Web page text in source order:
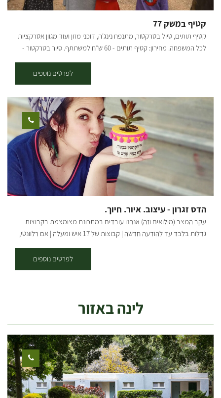
למסלול הארוך הכחול. המסלול עובר במישורים, נופי שדות, קירות לס
מפה: *המידע מתוך אתרים לה מדווש ומסלולי אופניים בשטח עם קק"ל
קטיף במשק 77
קטיף תותים, טיול בטרקטור, מתנפח נינג'ה, דוכני מזון ועוד מגוון אטרקציות
לכל המשפחה. מחירון: קטיף תותים - 60 ש״ח למשתתף. סיור בטרקטור -
לפרטים נוספים
הדס זגרון - עיצוב. איור. חיוך.
עקב המצב (מילואים וזה) אנחנו עובדים במתכונת מצומצמת בקבוצות
גדלות בלבד עד להודעה חדשה | קבוצות של 17 איש ומעלה | אם רלוונטי,
לסטודיו המהמם שלנו במושב תקומה – סדנאות, מוצרי בטון, עץ, קקטוסים
והפתעות! בואו לשתול קקטוסים וסוקולנטים מבית האריזה, לקנות מתנות
עציצים בגדלים שונים, שלט לדלת, שעונים, תחתית לסיר ועוד. סדנאות
מוצרי עץ - מדף תלוי, תמונת חוטים דקורטיבית, קוביות השראה, מתלה
משך הסדנאות: שעה - שעה וחצי. גמיש לפי הצורך. מחיר: משתנה בהתאם
למספר המשתתפים בתיאום מראש. הסדנאות בתיאום מראש ב'-ה': 9:00-
14:00 שישי: 9:00-12:00 *ניתן להזמין סדנת ערב
לפרטים נוספים
לינה באזור